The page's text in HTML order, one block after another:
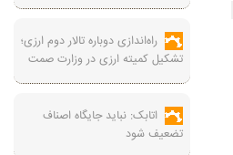
راه‌اندازی دوباره تالار دوم ارزی؛
تشکیل کمیته ارزی در وزارت صمت
اتابک: نباید جایگاه اصناف
تضعیف شود